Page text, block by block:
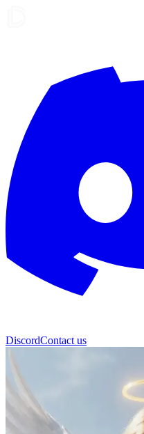
DiscordContact us